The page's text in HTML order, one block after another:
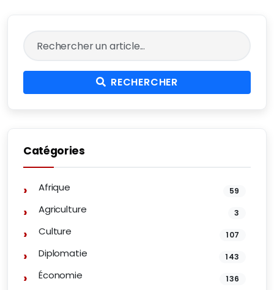
RECHERCHER
Catégories
Afrique 59
Agriculture 3
Culture 107
Diplomatie 143
Économie 136